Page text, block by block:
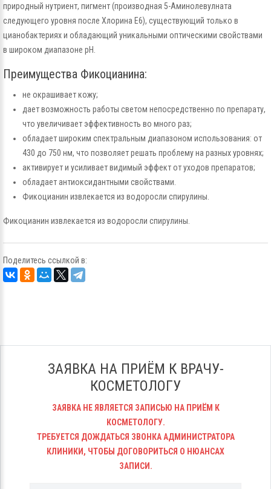
природный нутриент, пигмент (производная 5-Аминолевулната
следующего уровня после Хлорина Е6), существующий только в
цианобактериях и обладающий уникальными оптическими свойствами
в широком диапазоне рН.
Преимущества Фикоцианина:
не окрашивает кожу;
дает возможность работы светом непосредственно по препарату,
что увеличивает эффективность во много раз;
обладает широким спектральным диапазоном использования: от
430 до 750 нм, что позволяет решать проблему на разных уровнях;
активирует и усиливает видимый эффект от уходов препаратов;
обладает антиоксидантными свойствами.
Фикоцианин извлекается из водоросли спирулины.
Фикоцианин извлекается из водоросли спирулины.
Поделитесь ссылкой в:
ЗАЯВКА НА ПРИЁМ К ВРАЧУ-
КОСМЕТОЛОГУ
ЗАЯВКА НЕ ЯВЛЯЕТСЯ ЗАПИСЬЮ НА ПРИЁМ К
КОСМЕТОЛОГУ.
ТРЕБУЕТСЯ ДОЖДАТЬСЯ ЗВОНКА АДМИНИСТРАТОРА
КЛИНИКИ, ЧТОБЫ ДОГОВОРИТЬСЯ О НЮАНСАХ
ЗАПИСИ.